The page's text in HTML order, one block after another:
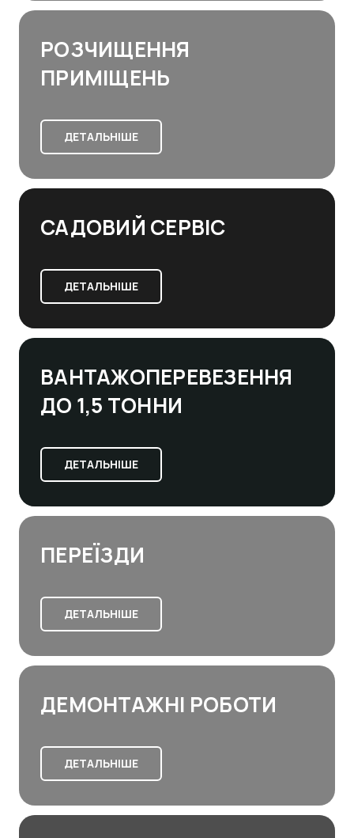
РОЗЧИЩЕННЯ
ПРИМІЩЕНЬ
ДЕТАЛЬНІШЕ
САДОВИЙ СЕРВІС
ДЕТАЛЬНІШЕ
ВАНТАЖОПЕРЕВЕЗЕННЯ
ДО 1,5 ТОННИ
ДЕТАЛЬНІШЕ
ПЕРЕЇЗДИ
ДЕТАЛЬНІШЕ
ДЕМОНТАЖНІ РОБОТИ
ДЕТАЛЬНІШЕ